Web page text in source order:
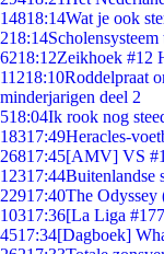
14818:14Wat je ook
218:14
6218:12Zeikhoek #12
11218:10Roddelpraat
minderjarigen deel 2
518:04Ik rook nog
18317:49Heracles-
26817:45[AMV] VS
12317:44Buitenlandse
22917:40The
10317:36[La Liga
4517:34[Dagboek]